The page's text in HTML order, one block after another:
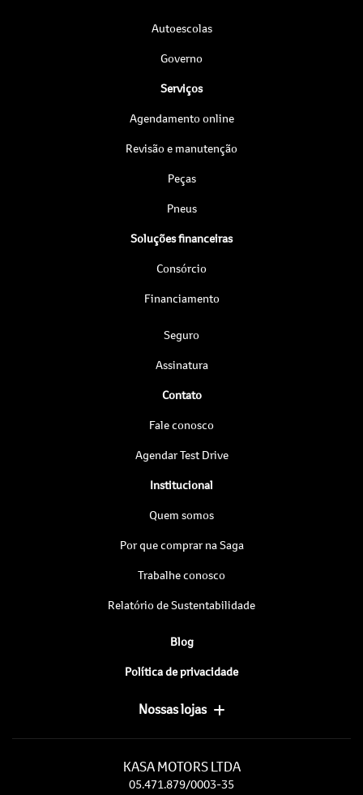
Autoescolas
Governo
Serviços
Agendamento online
Revisão e manutenção
Peças
Pneus
Soluções financeiras
Consórcio
Financiamento
Seguro
Assinatura
Contato
Fale conosco
Agendar Test Drive
Institucional
Quem somos
Por que comprar na Saga
Trabalhe conosco
Relatório de Sustentabilidade
Blog
Política de privacidade
Nossas lojas
KASA MOTORS LTDA
05.471.879/0003-35